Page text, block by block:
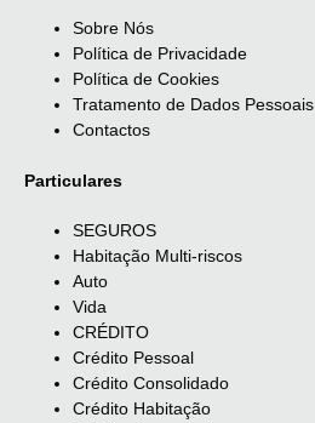
Sobre Nós
Política de Privacidade
Política de Cookies
Tratamento de Dados Pessoais
Contactos
Particulares
SEGUROS
Habitação Multi-riscos
Auto
Vida
CRÉDITO
Crédito Pessoal
Crédito Consolidado
Crédito Habitação